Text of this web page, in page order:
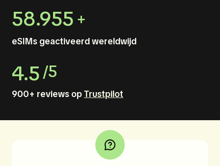
58.955 +
eSIMs geactiveerd wereldwijd
4.5/5
900+ reviews opTrustpilot